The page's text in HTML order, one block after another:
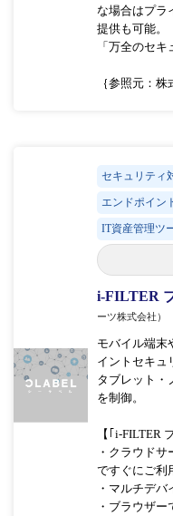
な場合はプラ
提供も可能。
「万全のセキ
｛参照元：株
セキュリティ
エンドポイン
IT資産管理ツ
i-FILTER
ーツ株式会社）
モバイル端末
イントセキュ
タブレット・
を制御。
【｢i-FILTER
・クラウド
ですぐにご利
・マルチデバ
・ブラウザ